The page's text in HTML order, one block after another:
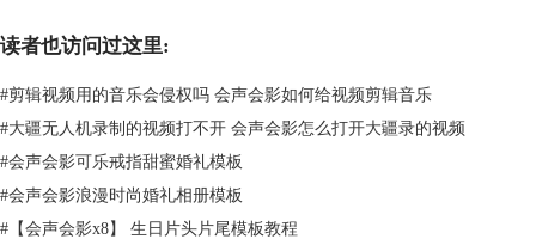
读者也访问过这里:
#剪辑视频用的音乐会侵权吗 会声会影如何给视频剪辑音乐
#大疆无人机录制的视频打不开 会声会影怎么打开大疆录的视频
#会声会影可乐戒指甜蜜婚礼模板
#会声会影浪漫时尚婚礼相册模板
# 【会声会影x8】 生日片头片尾模板教程